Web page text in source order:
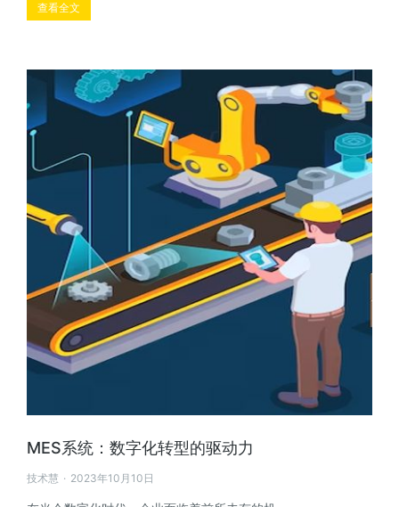
查看全文
MES系统：数字化转型的驱动力
技术慧 2023年10月10日